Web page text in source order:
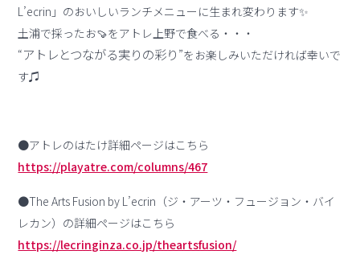
L’ecrin」のおいしいランチメニューに生まれ変わります✨
土浦で採ったお🍠をアトレ上野で食べる・・・
“アトレとつながる実りの彩り ”をお楽しみいただければ幸いで
す♫
●アトレのはたけ詳細ページはこちら
https://playatre.com/columns/467
●The Arts Fusion by L’ecrin（ジ・アーツ・フュージョン・バイ
レカン）の詳細ページはこちら
https://lecringinza.co.jp/theartsfusion/